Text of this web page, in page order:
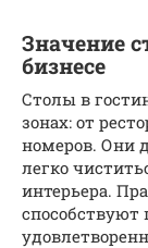
Значение
бизнесе
Столы в
зонах: от
номеров. Они
легко
интерьера.